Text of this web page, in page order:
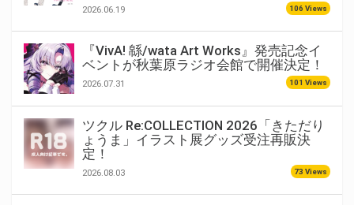
2026.06.19 106 Views
『VivA! 緜/wata Art Works』発売記念イ
ベントが秋葉原ラジオ会館で開催決定！
2026.07.31 101 Views
ツクル Re:COLLECTION 2026「きただり
ょうま」イラスト展グッズ受注再販決
定！
2026.08.03 73 Views